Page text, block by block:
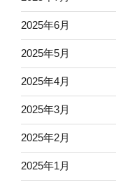
2025年6月
2025年5月
2025年4月
2025年3月
2025年2月
2025年1月